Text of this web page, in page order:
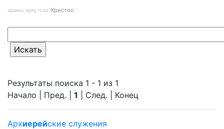
храмы иркутска Христос
Результаты поиска 1 - 1 из 1
Начало | Пред. | 1 | След. | Конец
Архиерейские служения